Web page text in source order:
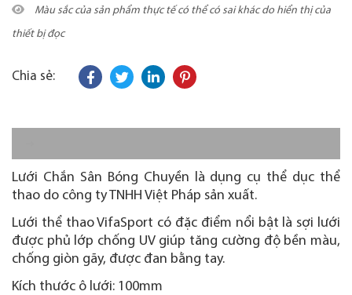
Màu sắc của sản phẩm thực tế có thể có sai khác do hiển thị của
thiết bị đọc
Chia sẻ:
Lưới Chắn Sân Bóng Chuyền là dụng cụ thể dục thể
thao do công ty TNHH Việt Pháp sản xuất.
Lưới thể thao VifaSport có đặc điểm nổi bật là sợi lưới
được phủ lớp chống UV giúp tăng cường độ bền màu,
chống giòn gãy, được đan bằng tay.
Kích thước ô lưới: 100mm